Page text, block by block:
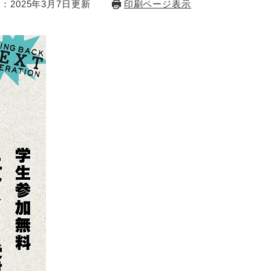
2025年3月7日更新 印刷ページ表示